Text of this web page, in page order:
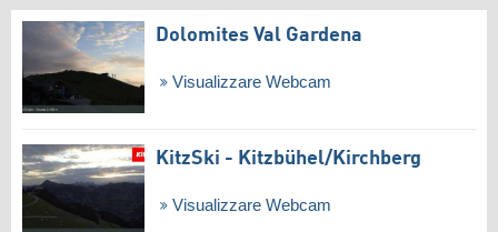
Dolomites Val Gardena
Visualizzare Webcam
KitzSki - Kitzbühel/​Kirchberg
Visualizzare Webcam